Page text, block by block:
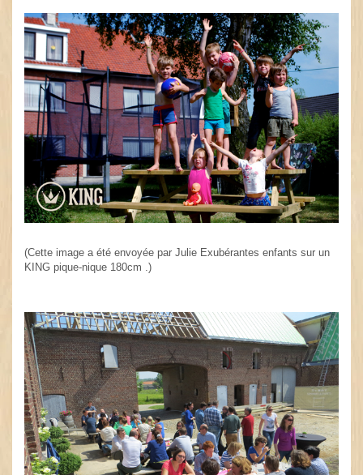
(Cette image a été envoyée par Julie Exubérantes enfants sur un
KING pique-nique 180cm .)